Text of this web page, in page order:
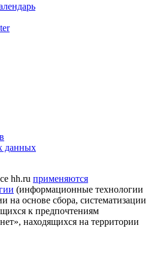
данных
hh.ru применяются
(информационные технологии
на основе сбора, систематизации
к предпочтениям
находящихся на территории